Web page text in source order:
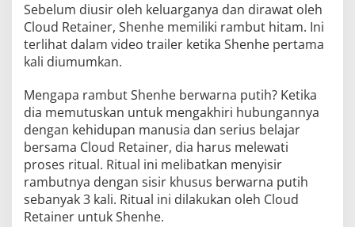
Sebelum diusir oleh keluarganya dan dirawat oleh
Cloud Retainer, Shenhe memiliki rambut hitam. Ini
terlihat dalam video trailer ketika Shenhe pertama
kali diumumkan.
Mengapa rambut Shenhe berwarna putih? Ketika
dia memutuskan untuk mengakhiri hubungannya
dengan kehidupan manusia dan serius belajar
bersama Cloud Retainer, dia harus melewati
proses ritual. Ritual ini melibatkan menyisir
rambutnya dengan sisir khusus berwarna putih
sebanyak 3 kali. Ritual ini dilakukan oleh Cloud
Retainer untuk Shenhe.